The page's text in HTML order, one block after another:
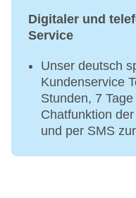
Digitaler und
Service
Unser deutsch
Kundenservice
Stunden, 7
Chatfunktion
und per SMS